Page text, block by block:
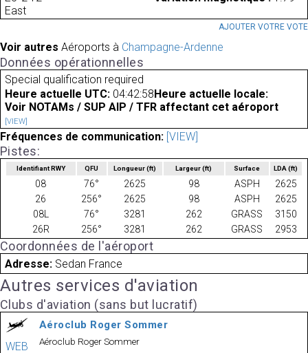
East
AJOUTER VOTRE VOTE
Voir autres Aéroports à Champagne-Ardenne
Données opérationnelles
Special qualification required
Heure actuelle UTC: 04:42:58 Heure actuelle locale:
Voir NOTAMs / SUP AIP / TFR affectant cet aéroport
[VIEW]
Fréquences de communication: [VIEW]
Pistes:
Identifiant RWY QFU Longueur(ft) Largeur(ft) Surface LDA(ft)
08 76° 2625 98 ASPH
2625
26
256° 2625 98 ASPH
2625
08L
76° 3281 262 GRASS
3150
26R
256° 3281 262 GRASS 2953
Coordonnées de l'aéroport
Adresse: Sedan France
Autres services d'aviation
Clubs d'aviation (sans but lucratif)
WEB
Aéroclub Roger Sommer
Aéroclub Roger Sommer